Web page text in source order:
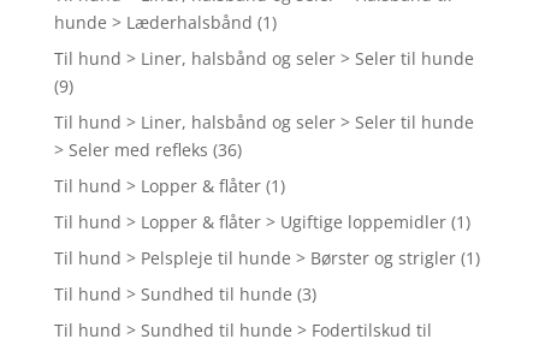
hunde > Læderhalsbånd (1)
Til hund > Liner, halsbånd og seler > Seler til hunde
(9)
Til hund > Liner, halsbånd og seler > Seler til hunde
> Seler med refleks (36)
Til hund > Lopper & flåter (1)
Til hund > Lopper & flåter > Ugiftige loppemidler (1)
Til hund > Pelspleje til hunde > Børster og strigler (1)
Til hund > Sundhed til hunde (3)
Til hund > Sundhed til hunde > Fodertilskud til